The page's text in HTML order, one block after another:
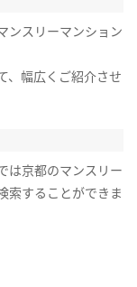
ンスリーマンション
、幅広くご紹介させ
は京都のマンスリー
索することができま